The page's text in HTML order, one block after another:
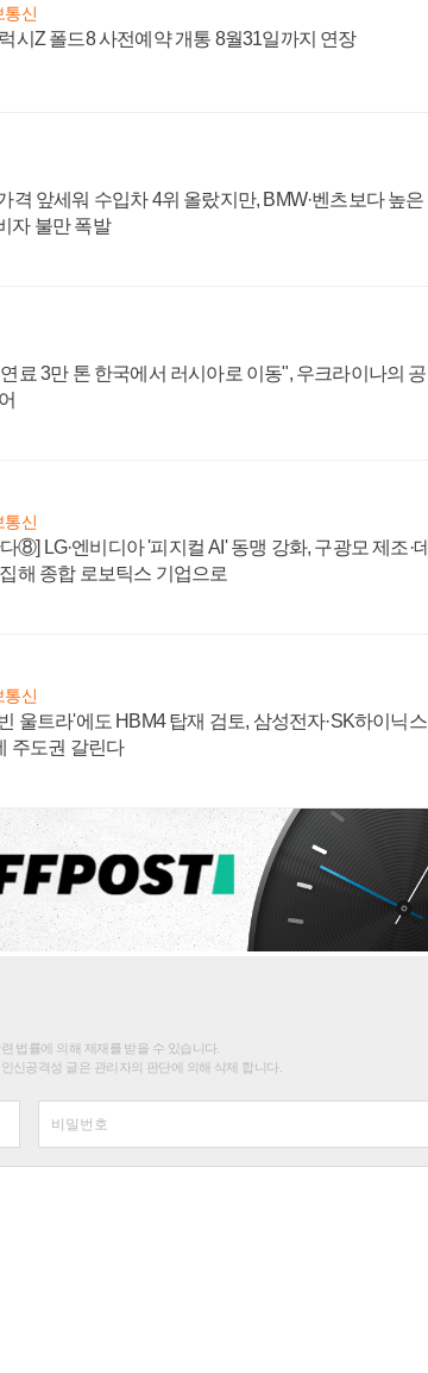
통신
시Z 폴드8 사전예약 개통 8월31일까지 연장
격 앞세워 수입차 4위 올랐지만, BMW·벤츠보다 높은
자 불만 폭발
료 3만 톤 한국에서 러시아로 이동", 우크라이나의 공
통신
⑧] LG·엔비디아 '피지컬 AI' 동맹 강화, 구광모 제조·데
해 종합 로보틱스 기업으로
통신
울트라'에도 HBM4 탑재 검토, 삼성전자·SK하이닉스
주도권 갈린다
법률에 의해 제재를 받을 수 있습니다.
신공격성 글은 관리자의 판단에 의해 삭제 합니다.